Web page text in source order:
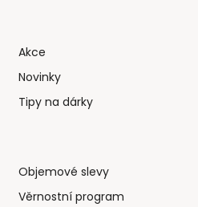
Akce
Novinky
Tipy na dárky
Objemové slevy
Věrnostní program